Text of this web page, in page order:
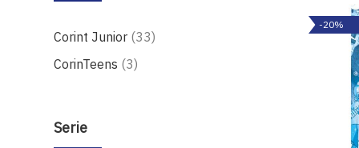
Corint Junior 33produse
CorinTeens 3produse
Serie
-20%